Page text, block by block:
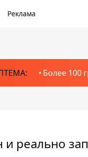
Реклама
Более 100
реально